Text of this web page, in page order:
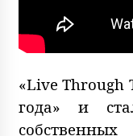
«Live Through
года» и